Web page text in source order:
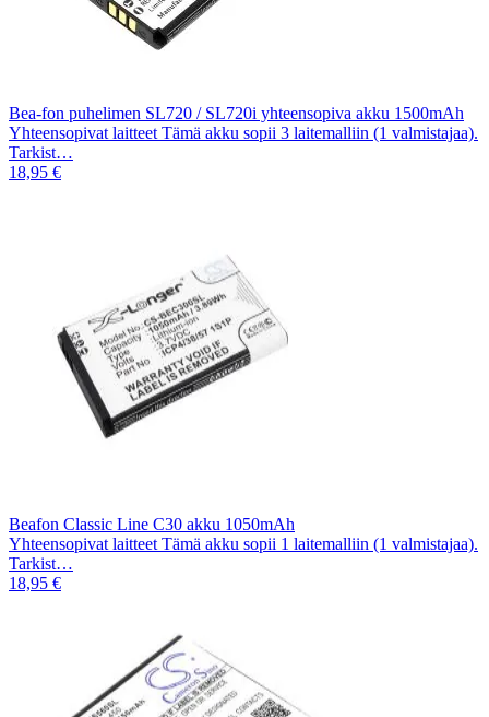
Bea-fon puhelimen SL720 / SL720i yhteensopiva akku 1500mAh
Yhteensopivat laitteet Tämä akku sopii 3 laitemalliin (1 valmistajaa).
Tarkist…
18,95 €
Beafon Classic Line C30 akku 1050mAh
Yhteensopivat laitteet Tämä akku sopii 1 laitemalliin (1 valmistajaa).
Tarkist…
18,95 €